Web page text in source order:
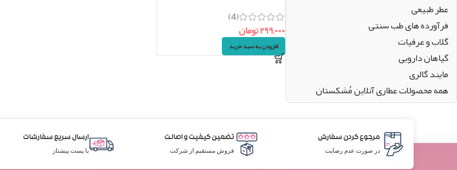
عطر طبیعی
فرآورده های طب سنتی
گلاب و عرقیات
گیاهان دارویی
مایند گالری
همه محصولات عطاری آنلاین مُشکستان
(4)
۲۹۹,۰۰۰تومان
افزودن به سبد خرید
مرجوع کردن سفارش
در صورت عدم رضایت
تضمین کیفیت و اصالت
فروش مستقیم از شرکت
ارسال سریع سفارشات
با پست پیشتاز